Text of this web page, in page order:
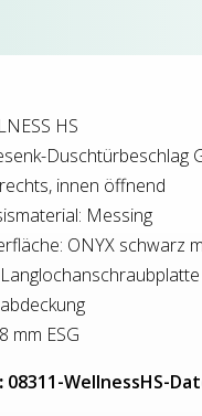
HS
Duschtürbeschlag
innen öffnend
Messing
ONYX schwarz
mm ESG
08311-WellnessHS-